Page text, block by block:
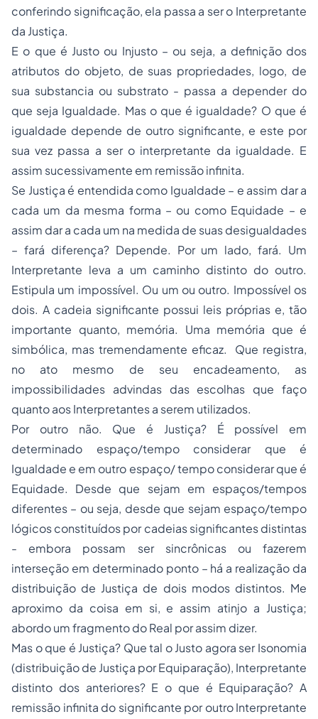
conferindo significação, ela passa a ser o Interpretante
da Justiça.
E o que é Justo ou Injusto – ou seja, a definição dos
atributos do objeto, de suas propriedades, logo, de
sua substancia ou substrato - passa a depender do
que seja Igualdade. Mas o que é igualdade? O que é
igualdade depende de outro significante, e este por
sua vez passa a ser o interpretante da igualdade. E
assim sucessivamente em remissão infinita.
Se Justiça é entendida como Igualdade – e assim dar a
cada um da mesma forma – ou como Equidade – e
assim dar a cada um na medida de suas desigualdades
– fará diferença? Depende. Por um lado, fará. Um
Interpretante leva a um caminho distinto do outro.
Estipula um impossível. Ou um ou outro. Impossível os
dois. A cadeia significante possui leis próprias e, tão
importante quanto, memória. Uma memória que é
simbólica, mas tremendamente eficaz. Que registra,
no ato mesmo de seu encadeamento, as
impossibilidades advindas das escolhas que faço
quanto aos Interpretantes a serem utilizados.
Por outro não. Que é Justiça? É possível em
determinado espaço/tempo considerar que é
Igualdade e em outro espaço/ tempo considerar que é
Equidade. Desde que sejam em espaços/tempos
diferentes – ou seja, desde que sejam espaço/tempo
lógicos constituídos por cadeias significantes distintas
- embora possam ser sincrônicas ou fazerem
interseção em determinado ponto – há a realização da
distribuição de Justiça de dois modos distintos. Me
aproximo da coisa em si, e assim atinjo a Justiça;
abordo um fragmento do Real por assim dizer.
Mas o que é Justiça? Que tal o Justo agora ser Isonomia
(distribuição de Justiça por Equiparação), Interpretante
distinto dos anteriores? E o que é Equiparação? A
remissão infinita do significante por outro Interpretante